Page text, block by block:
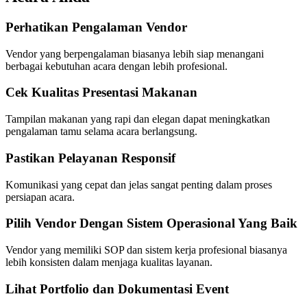
Perhatikan Pengalaman Vendor
Vendor yang berpengalaman biasanya lebih siap menangani
berbagai kebutuhan acara dengan lebih profesional.
Cek Kualitas Presentasi Makanan
Tampilan makanan yang rapi dan elegan dapat meningkatkan
pengalaman tamu selama acara berlangsung.
Pastikan Pelayanan Responsif
Komunikasi yang cepat dan jelas sangat penting dalam proses
persiapan acara.
Pilih Vendor Dengan Sistem Operasional Yang Baik
Vendor yang memiliki SOP dan sistem kerja profesional biasanya
lebih konsisten dalam menjaga kualitas layanan.
Lihat Portfolio dan Dokumentasi Event